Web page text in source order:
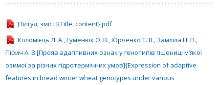
[Титул, зміст]{Title, content}.pdf
Коломієць Л. А., Гуменюк О. В., Юрченко Т. В., Замліла Н. П.,
Пірич А. В.[Прояв адаптивних ознак у генотипів пшениці м’якої
озимої за різних гідротермічних умов]{Expression of adaptive
features in bread winter wheat genotypes under various